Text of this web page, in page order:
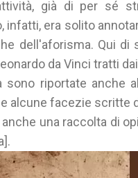
già di per sé
infatti, era solito
dell'aforisma. Qui di
da Vinci tratti
sono riportate anche
e alcune facezie scritte
una raccolta di